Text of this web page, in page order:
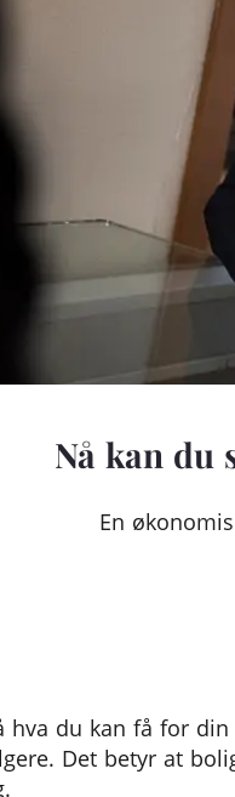
Nå kan du
En
hva du kan få for
Det betyr at